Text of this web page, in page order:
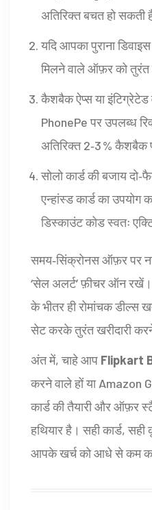
अतिरिक्त बचत हो सकती
यदि आपका पुराना
मिलने वाले ऑफ़र को तुरंत
कैशबैक ऐप्स या
PhonePe पर उपलब्ध
अतिरिक्त 2‑3 % कैशबैक
सोलो कार्ड की बजाय
एन्हांस्ड कार्ड का
डिस्काउंट कोड स्वतः
समय‑सिंक्रोनस ऑफ़र पर
‘सेल अलर्ट’ फ़ीचर ऑन
के भीतर ही रोमांचक डील्स
सेट करके तुरंत खरीदारी
अंत में, चाहे आप Flipkart
करने वाले हों या Amazon
कार्ड की तैयारी और ऑफ़र
हथियार है। सही कार्ड,
आपके खर्च को आधे से कम